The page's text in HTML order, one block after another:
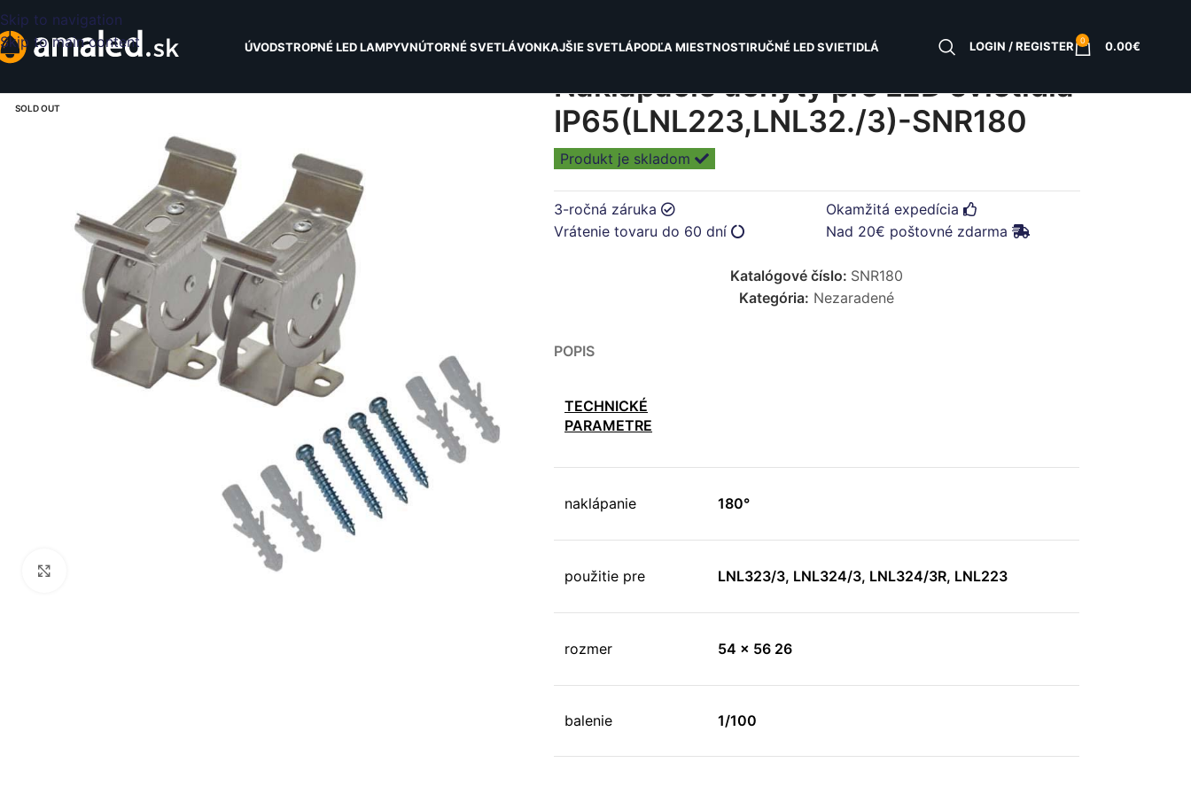
Skip to navigation
Skip to main content
ÚVODSTROPNÉ LED LAMPYVNÚTORNÉ SVETLÁVONKAJŠIE SVETLÁPODĽA MIESTNOSTIRUČNÉ LED SVIETIDLÁ LOGIN / REGISTER 0 0.00€
SOLD OUT
Naklápacie úchyty pre LED svietidlá
IP65(LNL223,LNL32./3)-SNR180
Produkt je skladom
3-ročná záruka
Vrátenie tovaru do 60 dní
Okamžitá expedícia
Nad 20€ poštovné zdarma
Katalógové číslo: SNR180
Kategória: Nezaradené
POPIS
TECHNICKÉ
PARAMETRE
naklápanie 180°
použitie pre LNL323/3, LNL324/3, LNL324/3R, LNL223
rozmer 54 x 56 26
balenie 1/100